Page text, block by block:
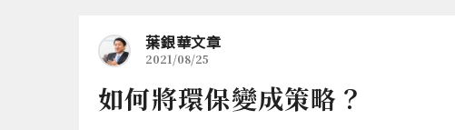
葉銀華文章
2021/08/25
如何將環保變成策略？